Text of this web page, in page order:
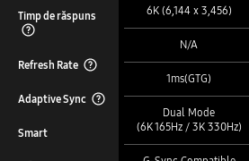
Eriksholm: The Stolen
F.I.S.T
Timp de răspuns
Refresh Rate
Adaptive Sync
Smart
6K (6,144 x 3,456)
N/A
1ms(GTG)
Dual Mode
(6K 165Hz / 3K 330Hz)